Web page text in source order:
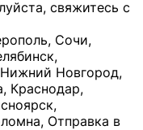
свяжитесь с
Сочи,
Новгород,
Краснодар,
Отправка в